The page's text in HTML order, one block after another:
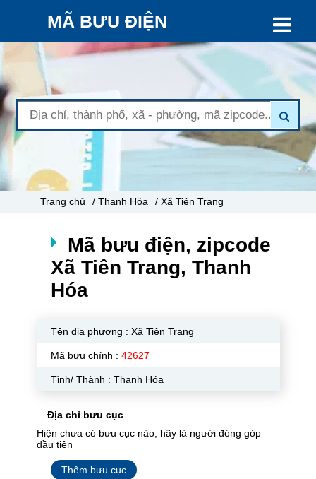
MÃ BƯU ĐIỆN
Trang chủ / Thanh Hóa / Xã Tiên Trang
Mã bưu điện, zipcode
Xã Tiên Trang, Thanh
Hóa
Tên địa phương : Xã Tiên Trang
Mã bưu chính : 42627
Tỉnh/ Thành : Thanh Hóa
Địa chỉ bưu cục
Hiện chưa có bưu cục nào, hãy là người đóng góp
đầu tiên
Thêm bưu cục